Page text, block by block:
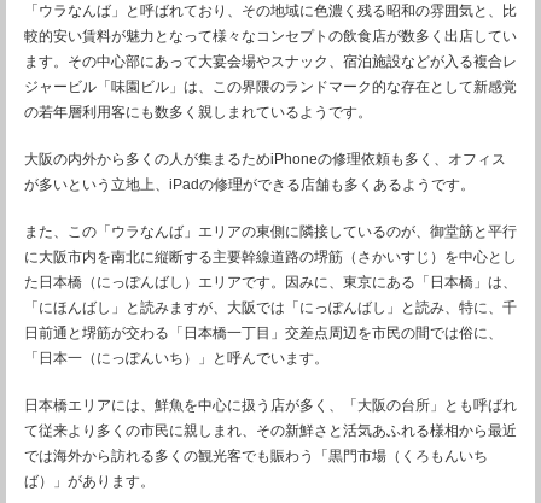
「ウラなんば」と呼ばれており、その地域に色濃く残る昭和の雰囲気と、比
較的安い賃料が魅力となって様々なコンセプトの飲食店が数多く出店してい
ます。その中心部にあって大宴会場やスナック、宿泊施設などが入る複合レ
ジャービル「味園ビル」は、この界隈のランドマーク的な存在として新感覚
の若年層利用客にも数多く親しまれているようです。
大阪の内外から多くの人が集まるためiPhoneの修理依頼も多く、オフィス
が多いという立地上、iPadの修理ができる店舗も多くあるようです。
また、この「ウラなんば」エリアの東側に隣接しているのが、御堂筋と平行
に大阪市内を南北に縦断する主要幹線道路の堺筋（さかいすじ）を中心とし
た日本橋（にっぽんばし）エリアです。因みに、東京にある「日本橋」は、
「にほんばし」と読みますが、大阪では「にっぽんばし」と読み、特に、千
日前通と堺筋が交わる「日本橋一丁目」交差点周辺を市民の間では俗に、
「日本一（にっぽんいち）」と呼んでいます。
日本橋エリアには、鮮魚を中心に扱う店が多く、「大阪の台所」とも呼ばれ
て従来より多くの市民に親しまれ、その新鮮さと活気あふれる様相から最近
では海外から訪れる多くの観光客でも賑わう「黒門市場（くろもんいち
ば）」があります。